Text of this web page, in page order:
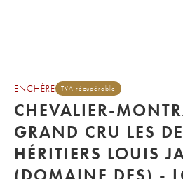
ENCHÈRE TVA récupérable
CHEVALIER-
GRAND CRU LES
HÉRITIERS LOUIS